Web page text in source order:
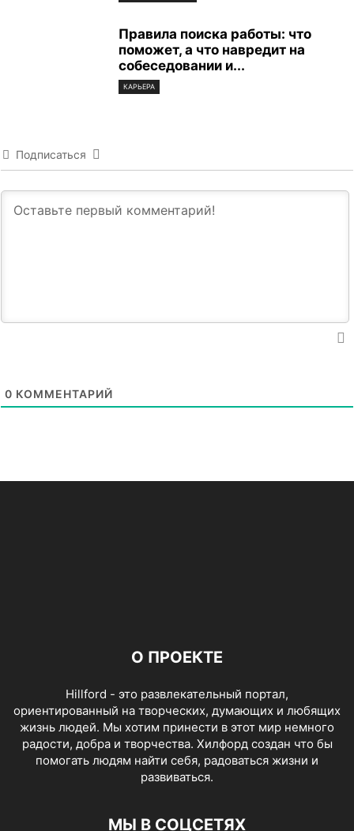
Правила поиска работы: что
поможет, а что навредит на
собеседовании и...
КАРЬЕРА
Подписаться
0 КОММЕНТАРИЙ
О ПРОЕКТЕ
Hillford - это развлекательный портал,
ориентированный на творческих, думающих и любящих
жизнь людей. Мы хотим принести в этот мир немного
радости, добра и творчества. Хилфорд создан что бы
помогать людям найти себя, радоваться жизни и
развиваться.
МЫ В СОЦСЕТЯХ